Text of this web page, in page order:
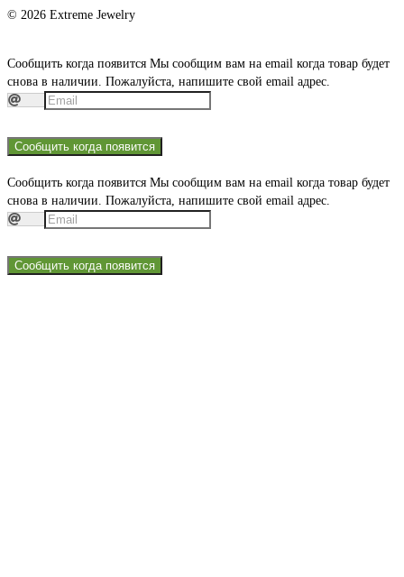
© 2026 Extreme Jewelry
Сообщить когда появится Мы сообщим вам на email когда товар будет
снова в наличии. Пожалуйста, напишите свой email адрес.
Сообщить когда появится
Сообщить когда появится Мы сообщим вам на email когда товар будет
снова в наличии. Пожалуйста, напишите свой email адрес.
Сообщить когда появится